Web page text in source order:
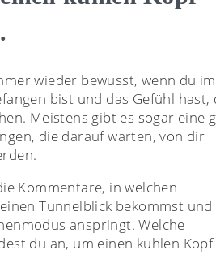
wieder bewusst, wenn du im
bist und das Gefühl hast,
Meistens gibt es sogar eine
die darauf warten, von dir
Kommentare, in welchen
Tunnelblick bekommst und
anspringt. Welche
du an, um einen kühlen Kopf